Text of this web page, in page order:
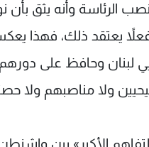
الرئاسة وأنه يثق بأن
فعلاً يعتقد ذلك، فهذا
لبنان وحافظ على
ولا مناصبهم ولا